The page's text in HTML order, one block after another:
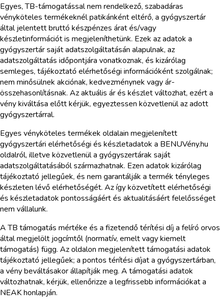
Egyes, TB-támogatással nem rendelkező, szabadáras
vényköteles termékeknél patikánként eltérő, a gyógyszertár
által jelentett bruttó készpénzes árat és/vagy
készletinformációt is megjeleníthetünk. Ezek az adatok a
gyógyszertár saját adatszolgáltatásán alapulnak, az
adatszolgáltatás időpontjára vonatkoznak, és kizárólag
semleges, tájékoztató elérhetőségi információként szolgálnak;
nem minősülnek akciónak, kedvezménynek vagy ár-
összehasonlításnak. Az aktuális ár és készlet változhat, ezért a
vény kiváltása előtt kérjük, egyeztessen közvetlenül az adott
gyógyszertárral.
Egyes vényköteles termékek oldalain megjelenített
gyógyszertári elérhetőségi és készletadatok a BENUVény.hu
oldalról, illetve közvetlenül a gyógyszertárak saját
adatszolgáltatásából származhatnak. Ezen adatok kizárólag
tájékoztató jellegűek, és nem garantálják a termék tényleges
készleten lévő elérhetőségét. Az így közvetített elérhetőségi
és készletadatok pontosságáért és aktualitásáért felelősséget
nem vállalunk.
A TB támogatás mértéke és a fizetendő térítési díj a felíró orvos
által megjelölt jogcímtől (normatív, emelt vagy kiemelt
támogatás) függ. Az oldalon megjelenített támogatási adatok
tájékoztató jellegűek; a pontos térítési díjat a gyógyszertárban,
a vény beváltásakor állapítják meg. A támogatási adatok
változhatnak, kérjük, ellenőrizze a legfrissebb információkat a
NEAK honlapján.